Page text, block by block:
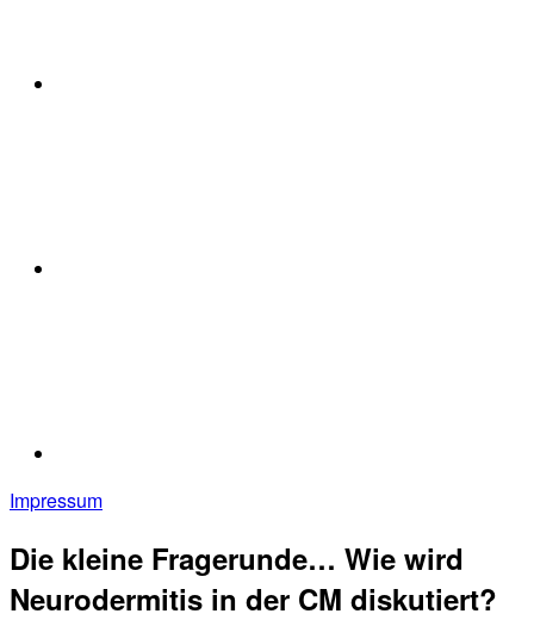
Impressum
Die kleine Fragerunde… Wie wird
Neurodermitis in der CM diskutiert?